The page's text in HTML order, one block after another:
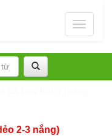
Toggle
2-3 nắng)